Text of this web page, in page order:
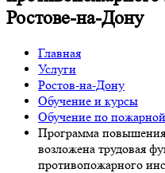
Ростове-на-Дону
Главная
Услуги
Ростов-на-Дону
Обучение и курсы
Обучение по
Программа
возложена трудовая
противопожарного